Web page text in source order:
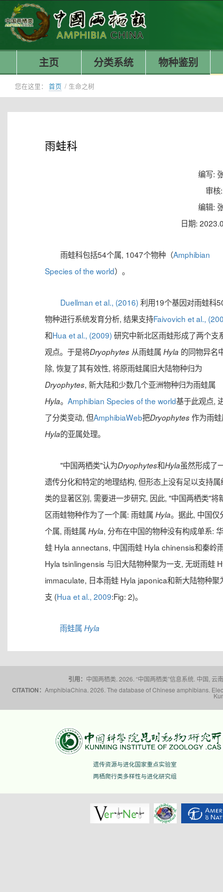
主页 分类系统 物种鉴别
您在这里： 首页 / 生命之树
雨蛙科
编写:
审核
编辑:
日期:
雨蛙科包括54个属, 1047个物种（Amphibian
Species of the world）。
Duellman et al., (2016) 利用19个基因对雨蛙科
物种进行系统发育分析, 结果支持Faivovich et al.,
和Hua et al., (2009) 研究中新北区雨蛙形成了两个支
观点。于是将Dryophytes 从雨蛙属 Hyla 的同物异名
除, 恢复了其有效性, 将原雨蛙属旧大陆物种归为
Dryophytes, 新大陆和少数几个亚洲物种归为雨蛙属
Hyla。 Amphibian Species of the world基于此观点,
了分类变动, 但AmphibiaWeb把Dryophytes作为雨
Hyla的亚属处理。
"中国两栖类"认为Dryophytes和Hyla虽然形成了
遗传分化和特定的地理结构, 但形态上没有足以支持属
类的显著区别, 需要进一步研究, 因此, "中国两栖类"将
区雨蛙物种作为了一个属: 雨蛙属 Hyla。据此, 中国仅
个属, 雨蛙属 Hyla, 分布在中国的物种没有构成单系:
蛙 Hyla annectans, 中国雨蛙 Hyla chinensis和秦岭
Hyla tsinlingensis 与旧大陆物种聚为一支, 无斑雨蛙
immaculate, 日本雨蛙 Hyla japonica和新大陆物种聚
支 (Hua et al., 2009:Fig: 2)。
雨蛙属 Hyla
引用： 中国两栖类. 2026. “中国两栖类”信息系统. 中国,
CITATION： AmphibiaChina. 2026. The database of Chinese amphibians.
遗传资源与进化国家重点实验室
两栖爬行类多样性与进化研究组